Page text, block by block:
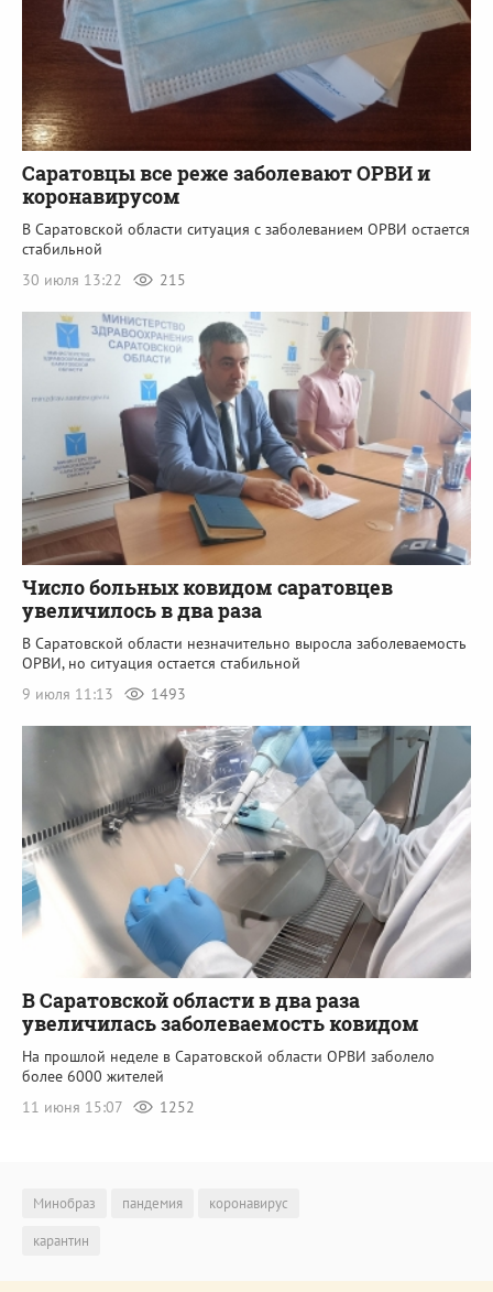
Саратовцы все реже заболевают ОРВИ и
коронавирусом
В Саратовской области ситуация с заболеванием ОРВИ остается
стабильной
30 июля 13:22
215
Число больных ковидом саратовцев
увеличилось в два раза
В Саратовской области незначительно выросла заболеваемость
ОРВИ, но ситуация остается стабильной
9 июля 11:13
1493
В Саратовской области в два раза
увеличилась заболеваемость ковидом
На прошлой неделе в Саратовской области ОРВИ заболело
более 6000 жителей
11 июня 15:07
1252
Минобраз пандемия
коронавирус
карантин